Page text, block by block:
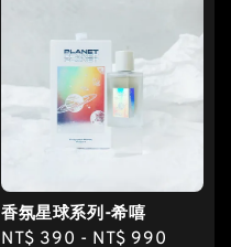
香氛星球系列-希嘻
Regular
NT$ 390 - NT$ 990